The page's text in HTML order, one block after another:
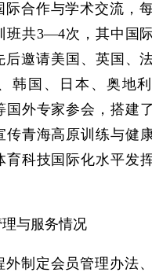
际合作与学术交流，
班共3—4次，其中国
邀请美国、英国、
韩国、日本、奥地
国外专家参会，搭建
传青海高原训练与健
育科技国际化水平发
与服务情况
外制定会员管理办法